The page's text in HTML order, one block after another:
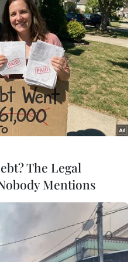
đà phục hồi nhẹ
hiệu quả
ương Nhật Bản (BOJ),
tế Nhật Bản tiếp tục hồi
tệ lỏng của BOJ đang
The Legal
Mentions